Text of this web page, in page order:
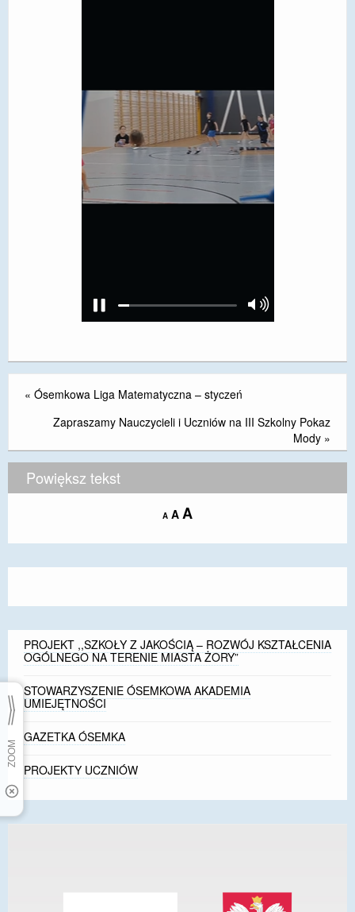
« Ósemkowa Liga Matematyczna – styczeń
Zapraszamy Nauczycieli i Uczniów na III Szkolny Pokaz
Mody »
Powiększ tekst
A Decrease
size.
A Reset
size.
AIncrease
size.
PROJEKT ,,SZKOŁY Z JAKOŚCIĄ – ROZWÓJ KSZTAŁCENIA
OGÓLNEGO NA TERENIE MIASTA ŻORY”
STOWARZYSZENIE ÓSEMKOWA AKADEMIA
UMIEJĘTNOŚCI
GAZETKA ÓSEMKA
PROJEKTY UCZNIÓW